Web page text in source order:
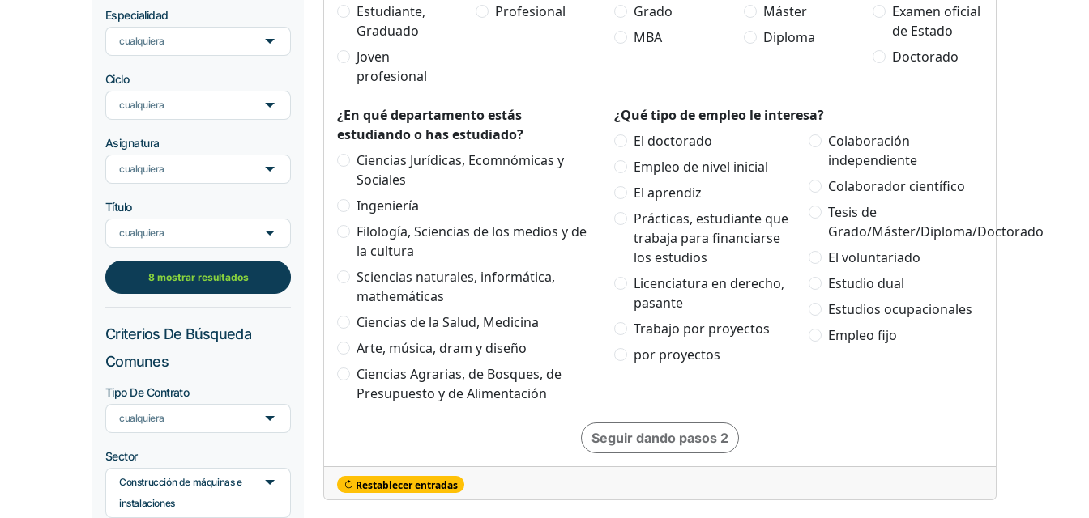
Especialidad
cualquiera
Ciclo
cualquiera
Asignatura
cualquiera
Título
cualquiera
8 mostrar resultados
Criterios De Búsqueda
Comunes
Tipo De Contrato
cualquiera
Sector
Construcción de máquinas e
instalaciones
Estudiante,
Graduado
Joven
profesional
Profesional
Grado
MBA
Máster
Diploma
Examen oficial
de Estado
Doctorado
¿En qué departamento estás
estudiando o has estudiado?
Ciencias Jurídicas, Ecomnómicas y
Sociales
Ingeniería
Filología, Sciencias de los medios y de
la cultura
Sciencias naturales, informática,
mathemáticas
Ciencias de la Salud, Medicina
Arte, música, dram y diseño
Ciencias Agrarias, de Bosques, de
Presupuesto y de Alimentación
¿Qué tipo de empleo le interesa?
El doctorado
Empleo de nivel inicial
El aprendiz
Prácticas, estudiante que
trabaja para financiarse
los estudios
Licenciatura en derecho,
pasante
Trabajo por proyectos
por proyectos
Colaboración
independiente
Colaborador científico
Tesis de
Grado/Máster/Diploma/Doctorado
El voluntariado
Estudio dual
Estudios ocupacionales
Empleo fijo
Seguir dando pasos 2
Restablecer entradas